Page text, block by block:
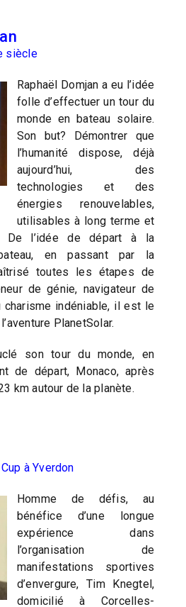
siècle
Raphaël Domjan a eu l’idée
folle d’effectuer un tour du
monde en bateau solaire.
Son but? Démontrer que
l’humanité dispose, déjà
aujourd’hui, des
technologies et des
énergies renouvelables,
utilisables à long terme et
De l’idée de départ à la
en passant par la
toutes les étapes de
de génie, navigateur de
charisme indéniable, il est le
PlanetSolar.
son tour du monde, en
de départ, Monaco, après
km autour de la planète.
à Yverdon
Homme de défis, au
bénéfice d’une longue
expérience dans
l’organisation de
manifestations sportives
d’envergure, Tim Knegtel,
domicilié à Corcelles-